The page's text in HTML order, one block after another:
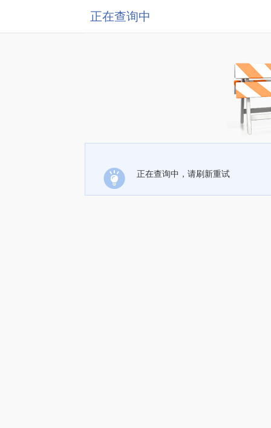
正在查询中
正在查询中，请刷新重试